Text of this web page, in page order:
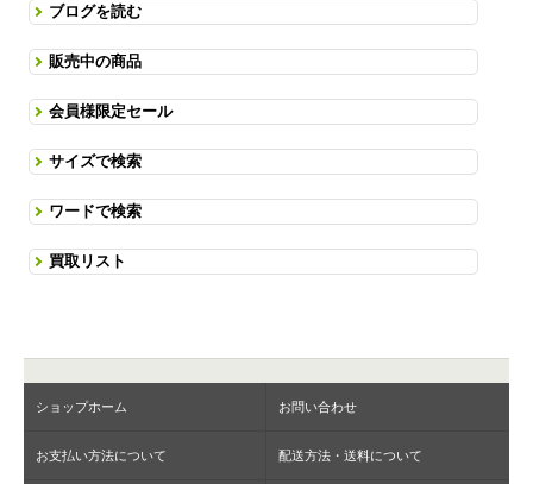
ブログを読む
販売中の商品
会員様限定セール
サイズで検索
ワードで検索
買取リスト
ショップホーム お問い合わせ
お支払い方法について 配送方法・送料について